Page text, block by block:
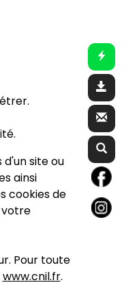
site ou
ainsi
cookies de
votre
Pour toute
www.cnil.fr.